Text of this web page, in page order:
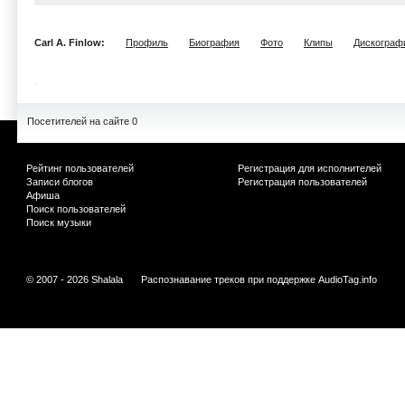
Carl A. Finlow: Профиль Биография Фото Клипы
Посетителей на сайте 0
Рейтинг пользователей
Записи блогов
Афиша
Поиск пользователей
Поиск музыки
Регистрация для исполнителей
Регистрация пользователей
© 2007 - 2026 Shalala Распознавание треков при поддержке AudioTag.info